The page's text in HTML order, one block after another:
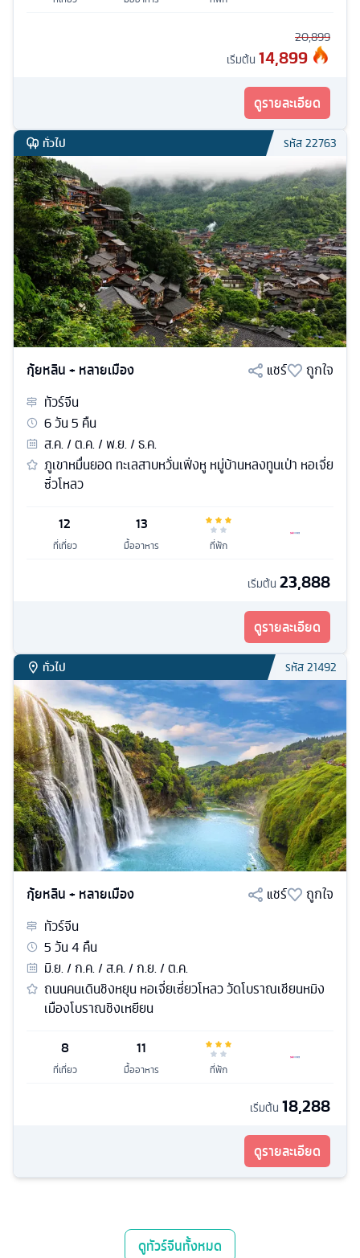
20,899
เริ่มต้น 14,899
ดูรายละเอียด
ทั่วไป รหัส22763
กุ้ยหลิน + หลายเมือง แชร์
ถูกใจ
ทัวร์จีน
6วัน5 คืน
ส.ค. / ต.ค. / พ.ย. / ธ.ค.
ภูเขาหมื่นยอด ทะเลสาบหวั่นเฟิ่งหู หมู่บ้านหลงทูนเป่า หอเจี่ย
ซิ่วโหลว
12
ที่เที่ยว
13
มื้ออาหาร ที่พัก
เริ่มต้น 23,888
ดูรายละเอียด
ทั่วไป รหัส21492
กุ้ยหลิน + หลายเมือง แชร์
ถูกใจ
ทัวร์จีน
5วัน4 คืน
มิ.ย. / ก.ค. / ส.ค. / ก.ย. / ต.ค.
ถนนคนเดินชิงหยุน หอเจี่ยเซี่ยวโหลว วัดโบราณเชียนหมิง
เมืองโบราณชิงเหยียน
8
ที่เที่ยว
11
มื้ออาหาร ที่พัก
เริ่มต้น 18,288
ดูรายละเอียด
ดูทัวร์จีนทั้งหมด